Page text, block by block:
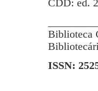
CDD: ed.
Biblioteca
ISSN: